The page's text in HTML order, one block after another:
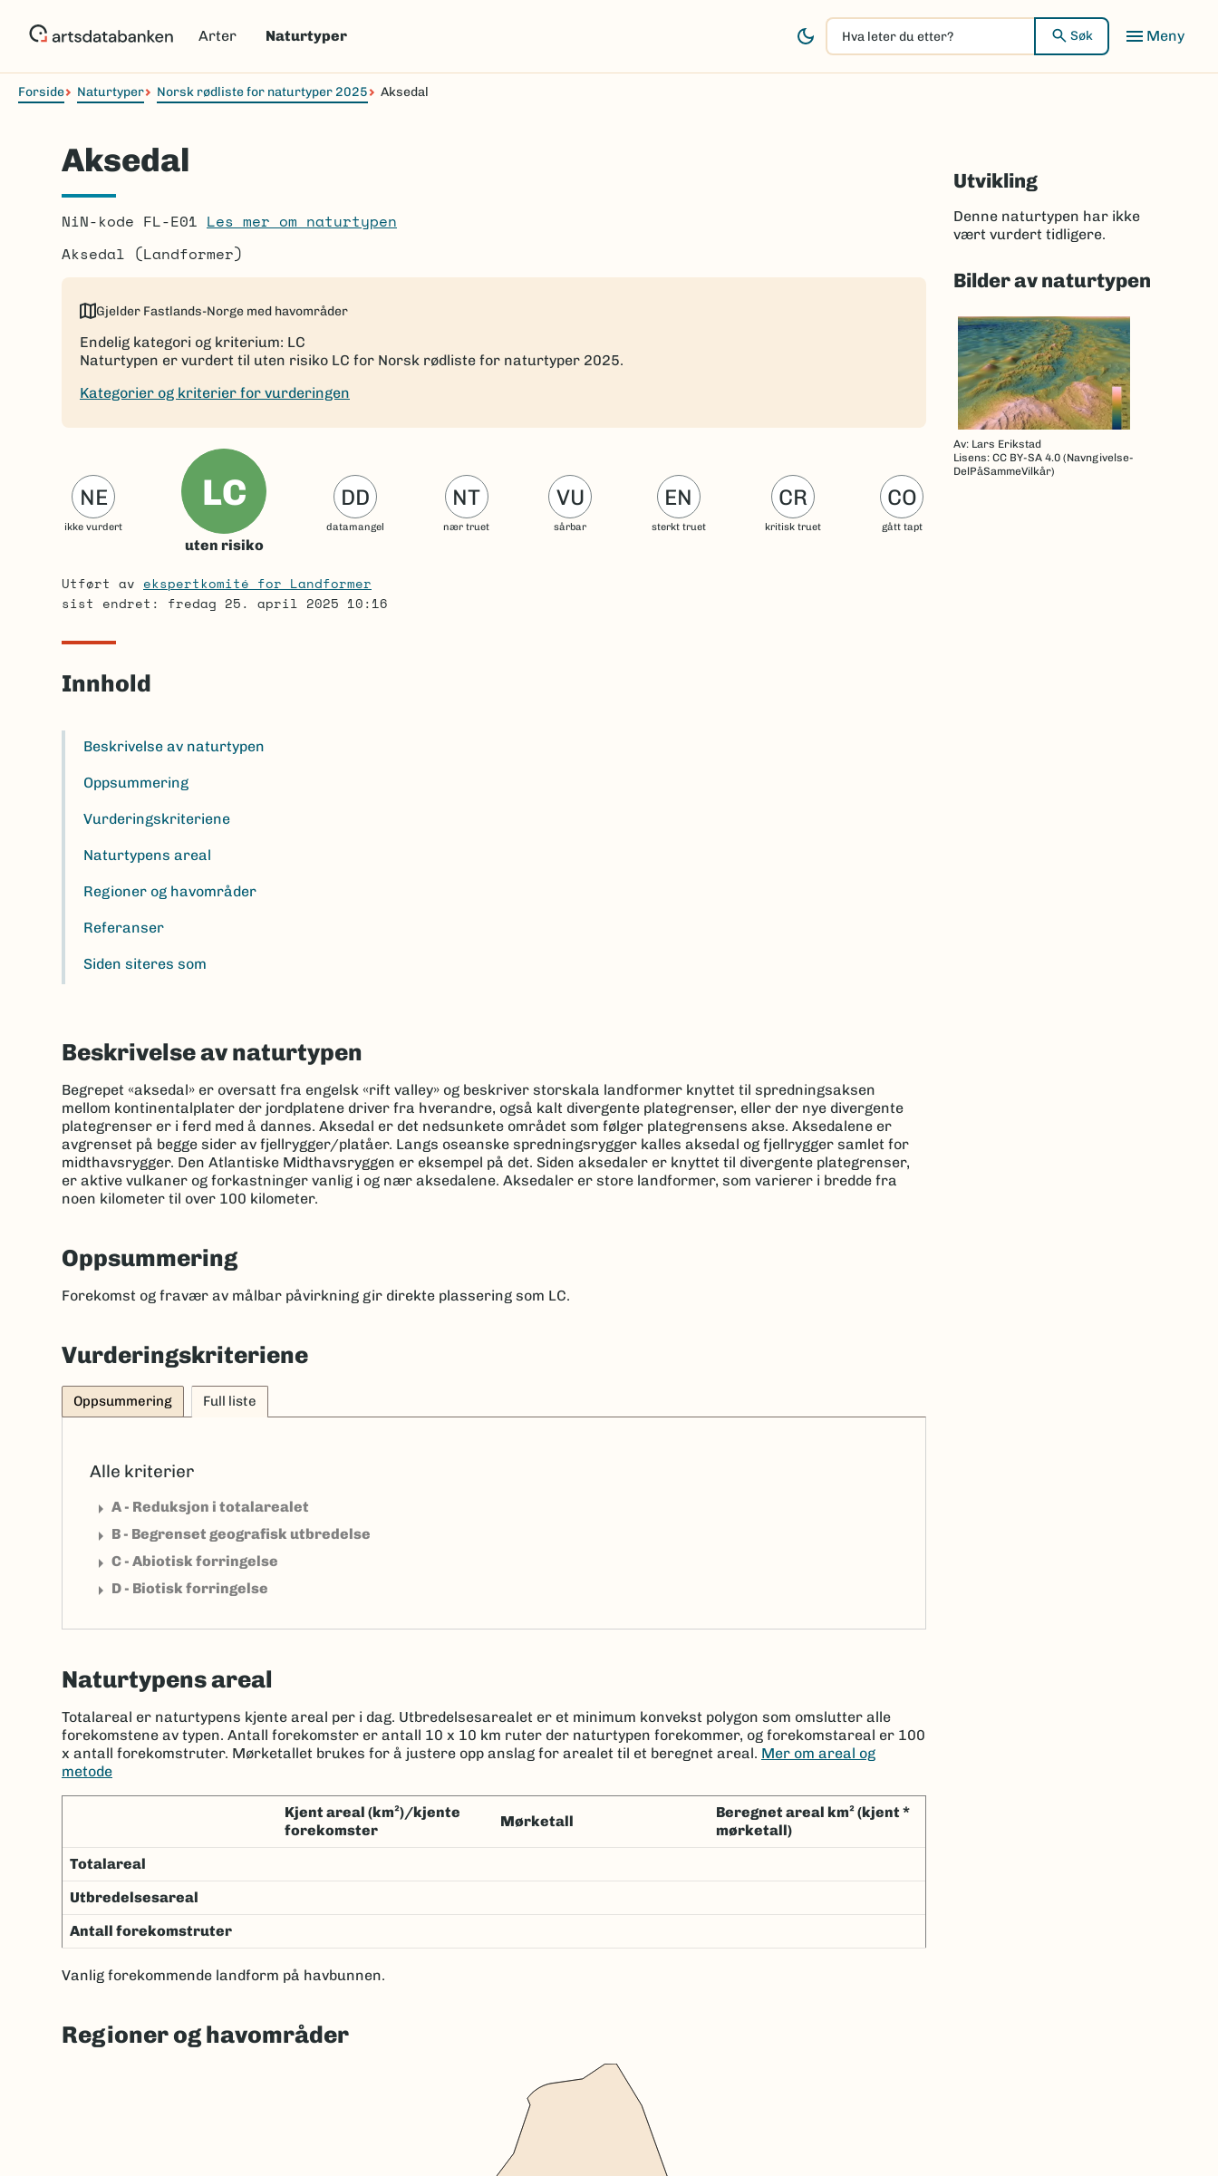
Arter Naturtyper
Hva
leter
du
Søk Meny
Navigasjonssti
Forside Naturtyper Norsk rødliste for naturtyper 2025 Aksedal
Aksedal
NiN-kode FL-E01 Les mer om naturtypen
Aksedal (Landformer)
Gjelder Fastlands-Norge med havområder
Endelig kategori og kriterium: LC
Naturtypen er vurdert til uten risiko LC for Norsk rødliste for naturtyper 2025.
Kategorier og kriterier for vurderingen
NE
ikke vurdert
LC
uten risiko
DD
datamangel
NT
nær truet
VU
sårbar
EN
sterkt truet
CR
kritisk truet
CO
gått tapt
Utført av ekspertkomité for Landformer
sist endret: fredag 25. april 2025 10:16
Innhold
Beskrivelse av naturtypen
Oppsummering
Vurderingskriteriene
Naturtypens areal
Regioner og havområder
Referanser
Siden siteres som
Beskrivelse av naturtypen
Begrepet «aksedal» er oversatt fra engelsk «rift valley» og beskriver storskala landformer knyttet til spredningsaksen
mellom kontinentalplater der jordplatene driver fra hverandre, også kalt divergente plategrenser, eller der nye divergente
plategrenser er i ferd med å dannes. Aksedal er det nedsunkete området som følger plategrensens akse. Aksedalene er
avgrenset på begge sider av fjellrygger/platåer. Langs oseanske spredningsrygger kalles aksedal og fjellrygger samlet for
midthavsrygger. Den Atlantiske Midthavsryggen er eksempel på det. Siden aksedaler er knyttet til divergente plategrenser,
er aktive vulkaner og forkastninger vanlig i og nær aksedalene. Aksedaler er store landformer, som varierer i bredde fra
noen kilometer til over 100 kilometer.
Oppsummering
Forekomst og fravær av målbar påvirkning gir direkte plassering som LC.
Vurderingskriteriene
Oppsummering Full liste
Alle kriterier
arrow_right A - Reduksjon i totalarealet
arrow_right B - Begrenset geografisk utbredelse
arrow_right C - Abiotisk forringelse
arrow_right D - Biotisk forringelse
Naturtypens areal
Totalareal er naturtypens kjente areal per i dag. Utbredelsesarealet er et minimum konvekst polygon som omslutter alle
forekomstene av typen. Antall forekomster er antall 10 x 10 km ruter der naturtypen forekommer, og forekomstareal er 100
x antall forekomstruter. Mørketallet brukes for å justere opp anslag for arealet til et beregnet areal. Mer om areal og
metode
Kjent areal (km²)/kjente
forekomster
Mørketall
Beregnet areal km² (kjent *
mørketall)
Totalareal
Utbredelsesareal
Antall forekomstruter
Vanlig forekommende landform på havbunnen.
Regioner og havområder
Utvikling
Denne naturtypen har ikke
vært vurdert tidligere.
Bilder av naturtypen
Av: Lars Erikstad
Lisens: CC BY-SA 4.0 (Navngivelse-
DelPåSammeVilkår)